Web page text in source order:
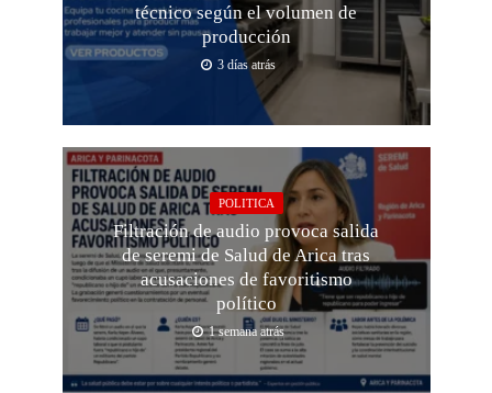
técnico según el volumen de
producción
3 días atrás
POLITICA
Filtración de audio provoca salida
de seremi de Salud de Arica tras
acusaciones de favoritismo
político
1 semana atrás